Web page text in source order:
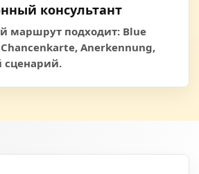
консультант
маршрут подходит: Blue
Anerkennung,
сценарий.